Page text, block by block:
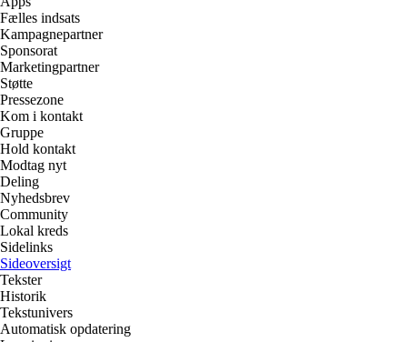
Fælles indsats
Kampagnepartner
Sponsorat
Marketingpartner
Støtte
Pressezone
Kom i kontakt
Gruppe
Hold kontakt
Modtag nyt
Deling
Nyhedsbrev
Community
Lokal kreds
Sidelinks
Sideoversigt
Tekster
Historik
Tekstunivers
Automatisk opdatering